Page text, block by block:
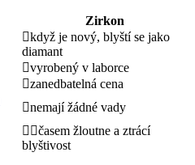
Zirkon
když je nový, blyští se jako
diamant
vyrobený v laborce
zanedbatelná cena
nemají žádné vady
časem žloutne a ztrácí
blyštivost